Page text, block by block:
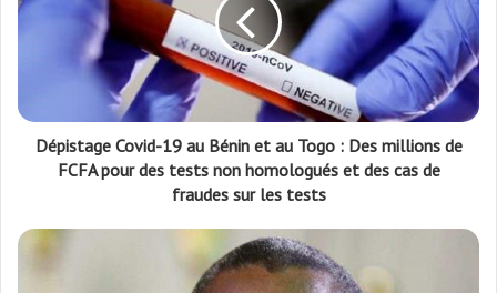
Dépistage Covid-19 au Bénin et au Togo : Des millions de
FCFA pour des tests non homologués et des cas de
fraudes sur les tests